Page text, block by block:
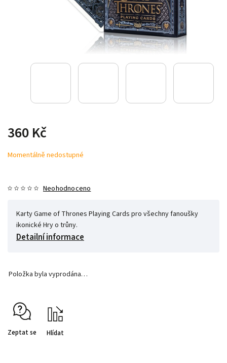
360 Kč
Momentálně nedostupné
Neohodnoceno
Karty Game of Thrones Playing Cards pro všechny fanoušky
ikonické Hry o trůny.
Detailní informace
Položka byla vyprodána…
Zeptat se Hlídat